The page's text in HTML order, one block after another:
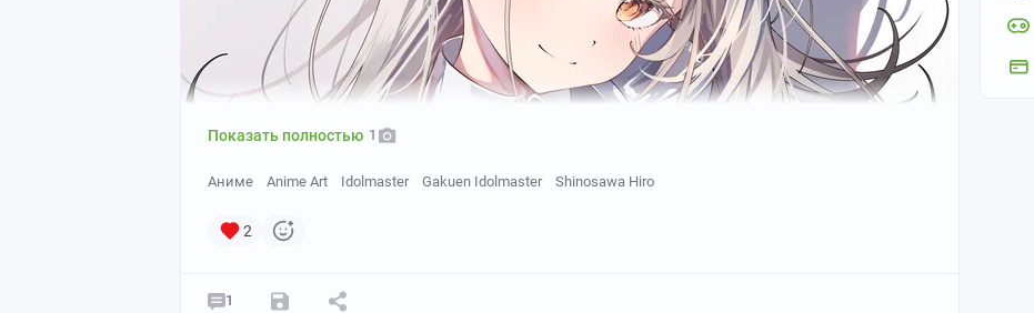
Показать полностью 1
Аниме Anime Art Idolmaster Gakuen Idolmaster Shinosawa Hiro
2
1